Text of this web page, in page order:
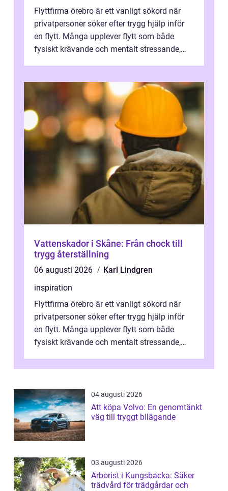
Flyttfirma örebro är ett vanligt sökord när
privatpersoner söker efter trygg hjälp inför
en flytt. Många upplever flytt som både
fysiskt krävande och mentalt stressande,
Vattenskador i Skåne: Från chock till
trygg återställning
06 augusti 2026
Karl Lindgren
inspiration
Flyttfirma örebro är ett vanligt sökord när
privatpersoner söker efter trygg hjälp inför
en flytt. Många upplever flytt som både
fysiskt krävande och mentalt stressande,
04 augusti 2026
Att köpa Volvo: En genomtänkt
väg till tryggt bilägande
03 augusti 2026
Arborist i Kungsbacka: Säker
trädvård för trädgårdar och